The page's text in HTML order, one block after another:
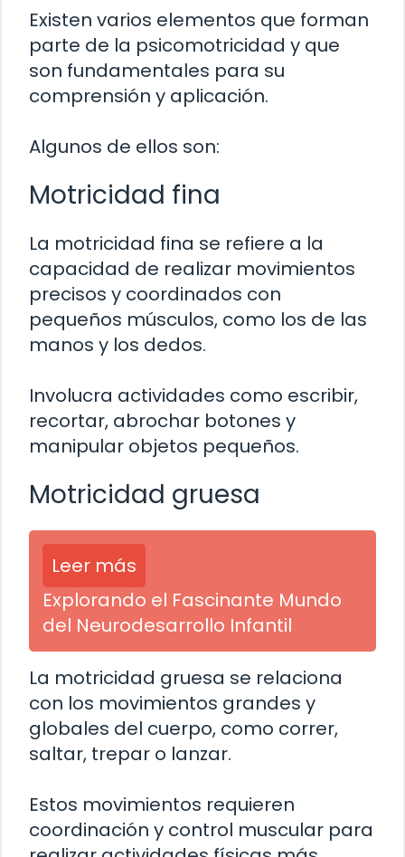
Existen varios elementos que forman
parte de la psicomotricidad y que
son fundamentales para su
comprensión y aplicación.
Algunos de ellos son:
Motricidad fina
La motricidad fina se refiere a la
capacidad de realizar movimientos
precisos y coordinados con
pequeños músculos, como los de las
manos y los dedos.
Involucra actividades como escribir,
recortar, abrochar botones y
manipular objetos pequeños.
Motricidad gruesa
Leer más
Explorando el Fascinante Mundo
del Neurodesarrollo Infantil
La motricidad gruesa se relaciona
con los movimientos grandes y
globales del cuerpo, como correr,
saltar, trepar o lanzar.
Estos movimientos requieren
coordinación y control muscular para